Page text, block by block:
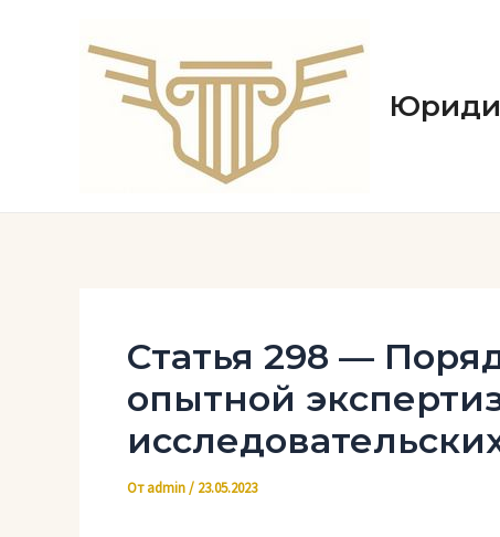
содержимому
Статья 298 —
опытной
Отadmin/ 23.05.2023